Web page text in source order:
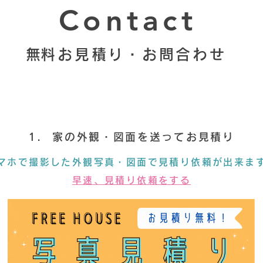
Contact
​無料お見積り・お問合わせ
1. 家の外観・図面を送ってお 見積り
ホで撮影した外観写真・図面で見積り依頼が出来ま
早速、見積り依頼をする